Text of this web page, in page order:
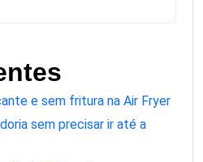
e sem fritura na Air Fryer
sem precisar ir até a